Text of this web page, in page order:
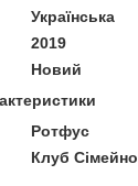
Українська
2019
Новий
Ротфус
Клуб